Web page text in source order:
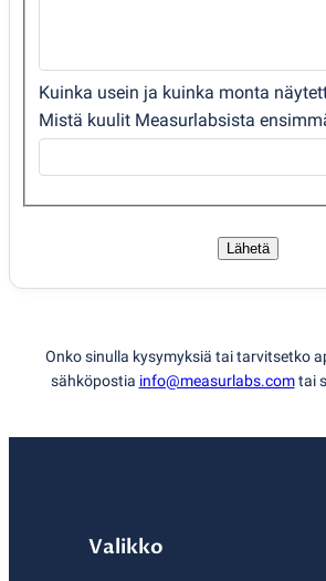
Kuinka usein ja kuinka monta
Mistä kuulit Measurlabsista
Lähetä
Onko sinulla kysymyksiä tai tarvitsetko
sähköpostia info@measurlabs.comtai
Valikko